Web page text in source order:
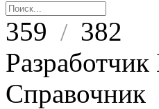
359 / 382
Справочник